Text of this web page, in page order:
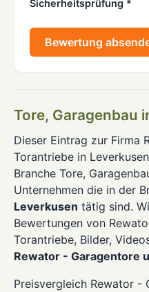
Sicherheitsprüfung *
Bewertung
Tore, Garagenbau
Dieser Eintrag zur Firma
Torantriebe in
Branche Tore,
Unternehmen die in der
Leverkusen tätig sind.
Bewertungen von
Torantriebe, Bilder,
Rewator - Garagentore
Preisvergleich Rewator -